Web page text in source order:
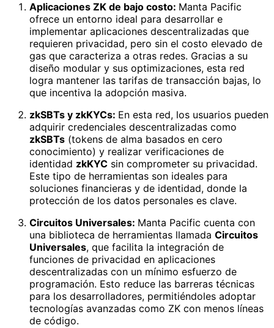
Aplicaciones ZK de bajo costo: Manta Pacific
ofrece un entorno ideal para desarrollar e
implementar aplicaciones descentralizadas que
requieren privacidad, pero sin el costo elevado de
gas que caracteriza a otras redes. Gracias a su
diseño modular y sus optimizaciones, esta red
logra mantener las tarifas de transacción bajas, lo
que incentiva la adopción masiva.
zkSBTs y zkKYCs: En esta red, los usuarios pueden
adquirir credenciales descentralizadas como
zkSBTs (tokens de alma basados en cero
conocimiento) y realizar verificaciones de
identidad zkKYC sin comprometer su privacidad.
Este tipo de herramientas son ideales para
soluciones financieras y de identidad, donde la
protección de los datos personales es clave.
Circuitos Universales: Manta Pacific cuenta con
una biblioteca de herramientas llamada Circuitos
Universales, que facilita la integración de
funciones de privacidad en aplicaciones
descentralizadas con un mínimo esfuerzo de
programación. Esto reduce las barreras técnicas
para los desarrolladores, permitiéndoles adoptar
tecnologías avanzadas como ZK con menos líneas
de código.